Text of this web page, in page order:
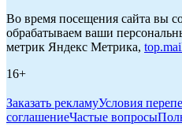
Во время посещения сайта вы
обрабатываем ваши
метрик Яндекс Метрика,
16+
Заказать рекламуУсловия
соглашениеЧастые вопросы